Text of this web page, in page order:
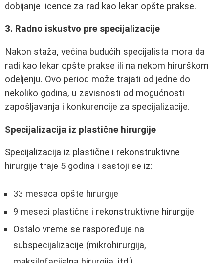
dobijanje licence za rad kao lekar opšte prakse.
3. Radno iskustvo pre specijalizacije
Nakon staža, većina budućih specijalista mora da
radi kao lekar opšte prakse ili na nekom hirurškom
odeljenju. Ovo period može trajati od jedne do
nekoliko godina, u zavisnosti od mogućnosti
zapošljavanja i konkurencije za specijalizacije.
Specijalizacija iz plastične hirurgije
Specijalizacija iz plastične i rekonstruktivne
hirurgije traje 5 godina i sastoji se iz:
33 meseca opšte hirurgije
9 meseci plastične i rekonstruktivne hirurgije
Ostalo vreme se raspoređuje na
subspecijalizacije (mikrohirurgija,